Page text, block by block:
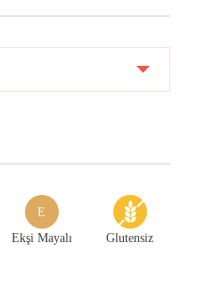
E
Ekşi Mayalı Glutensiz